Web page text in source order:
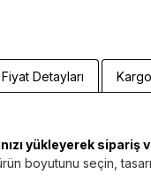
Fiyat Detayları
yükleyerek
boyutunu seçin,